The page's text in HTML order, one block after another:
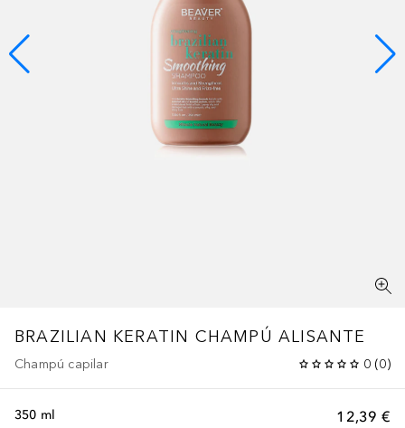
BRAZILIAN KERATIN CHAMPÚ ALISANTE
Champú capilar 0 (0)
12,39 €
350 ml